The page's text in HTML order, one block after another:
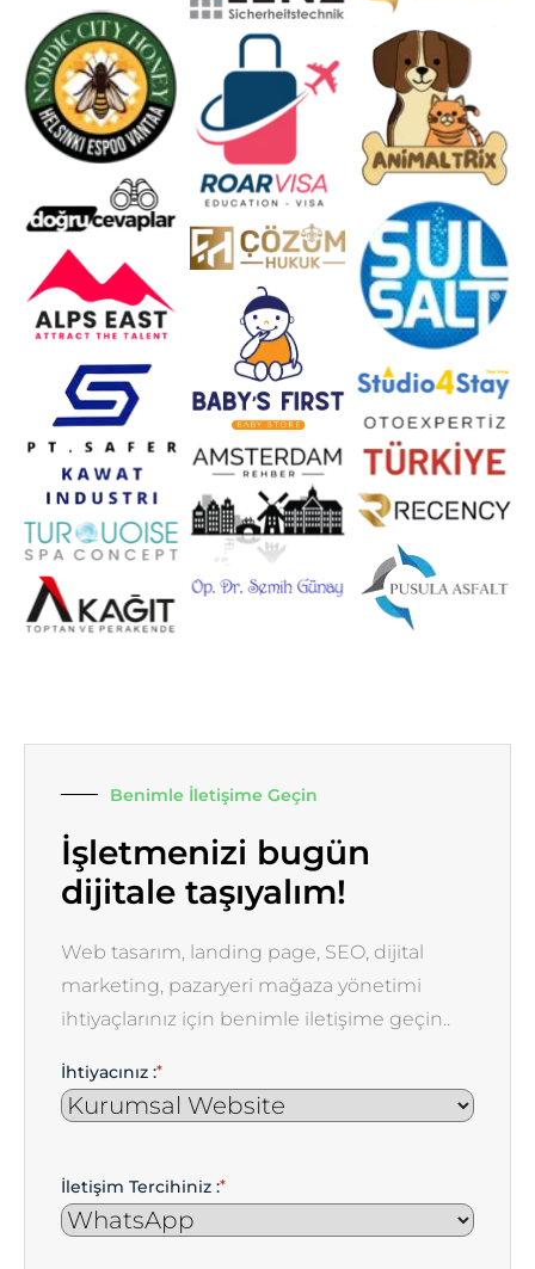
Benimle İletişime Geçin
İşletmenizi bugün
dijitale taşıyalım!
Web tasarım, landing page, SEO, dijital
marketing, pazaryeri mağaza yönetimi
ihtiyaçlarınız için benimle iletişime geçin..
İhtiyacınız :*
İletişim Tercihiniz :*